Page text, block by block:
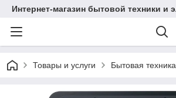
Интернет-магазин бытовой техники и
Товары и услуги Бытовая